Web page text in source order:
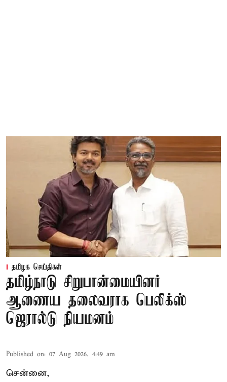
தமிழக செய்திகள்
தமிழ்நாடு சிறுபான்மையினர்
ஆணைய தலைவராக பெலிக்ஸ்
ஜெரால்டு நியமனம்
Published on: 07 Aug 2026, 4:49 am
சென்னை,